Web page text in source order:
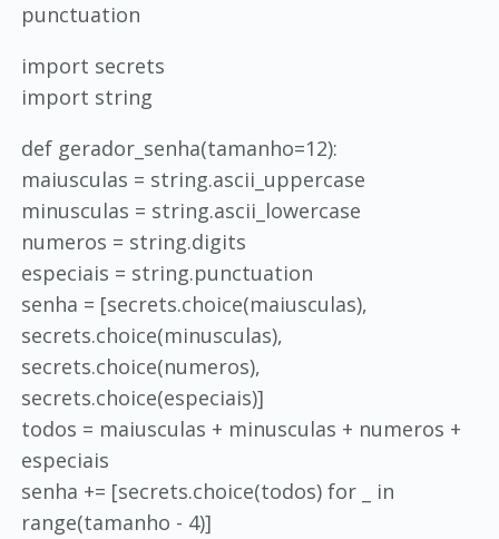
punctuation
import secrets
import string
def gerador_senha(tamanho=12):
maiusculas = string.ascii_uppercase
minusculas = string.ascii_lowercase
numeros = string.digits
especiais = string.punctuation
senha = [secrets.choice(maiusculas),
secrets.choice(minusculas),
secrets.choice(numeros),
secrets.choice(especiais)]
todos = maiusculas + minusculas + numeros +
especiais
senha += [secrets.choice(todos) for _ in
range(tamanho - 4)]